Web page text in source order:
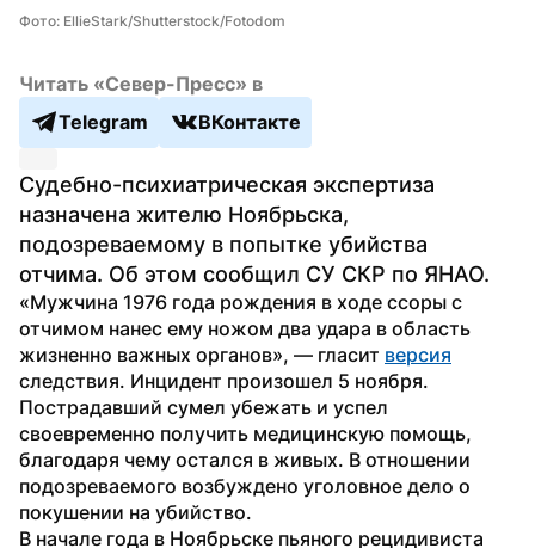
Фото: EllieStark/Shutterstock/Fotodom
Читать «Север-Пресс» в
Telegram
ВКонтакте
Судебно-психиатрическая экспертиза
назначена жителю Ноябрьска,
подозреваемому в попытке убийства
отчима. Об этом сообщил СУ СКР по ЯНАО.
«Мужчина 1976 года рождения в ходе ссоры с
отчимом нанес ему ножом два удара в область
жизненно важных органов», — гласит версия
следствия. Инцидент произошел 5 ноября.
Пострадавший сумел убежать и успел
своевременно получить медицинскую помощь,
благодаря чему остался в живых. В отношении
подозреваемого возбуждено уголовное дело о
покушении на убийство.